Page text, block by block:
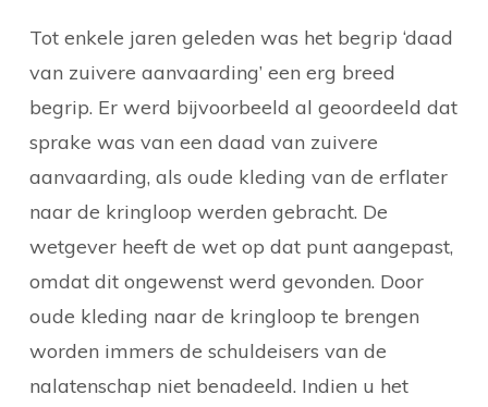
Tot enkele jaren geleden was het begrip ‘daad
van zuivere aanvaarding’ een erg breed
begrip. Er werd bijvoorbeeld al geoordeeld dat
sprake was van een daad van zuivere
aanvaarding, als oude kleding van de erflater
naar de kringloop werden gebracht. De
wetgever heeft de wet op dat punt aangepast,
omdat dit ongewenst werd gevonden. Door
oude kleding naar de kringloop te brengen
worden immers de schuldeisers van de
nalatenschap niet benadeeld. Indien u het